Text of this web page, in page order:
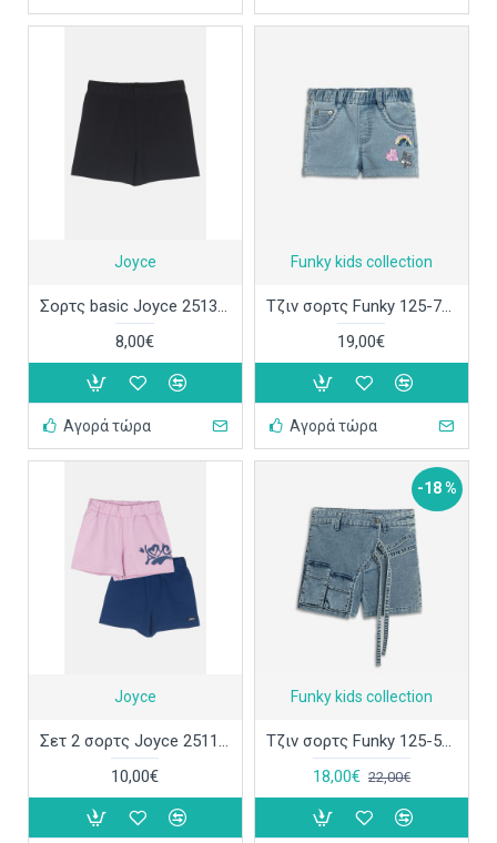
Joyce
Σορτς basic Joyce 2513412
8,00€
Αγορά τώρα
Funky kids collection
Τζιν σορτς Funky 125-732102
19,00€
Αγορά τώρα
Joyce
Σετ 2 σορτς Joyce 2511407
10,00€
-18 %
Funky kids collection
Τζιν σορτς Funky 125-532102
18,00€ 22,00€